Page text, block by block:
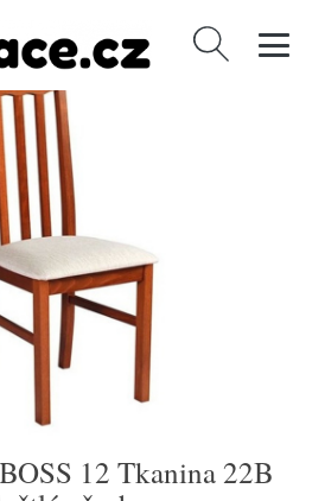
Vyhledávání
12 Tkanina 22B